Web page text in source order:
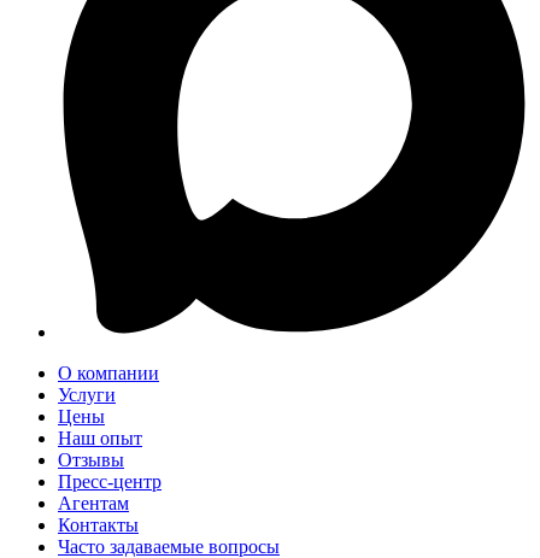
О компании
Услуги
Цены
Наш опыт
Отзывы
Пресс-центр
Агентам
Контакты
Часто задаваемые вопросы